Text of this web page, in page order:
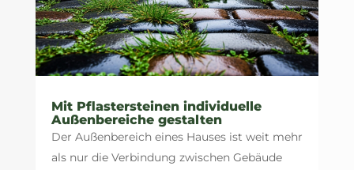
Mit Pflastersteinen individuelle
Außenbereiche gestalten
Der Außenbereich eines Hauses ist weit mehr
als nur die Verbindung zwischen Gebäude